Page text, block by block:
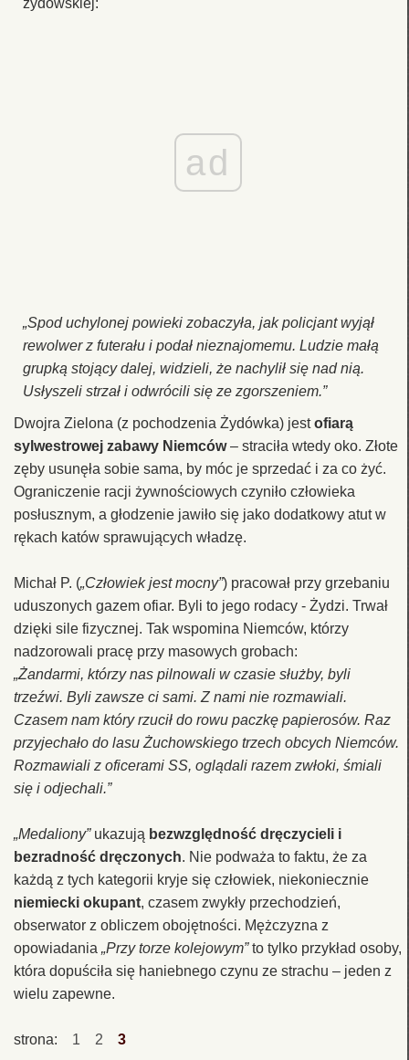
ad
„Spod uchylonej powieki zobaczyła, jak policjant wyjął
rewolwer z futerału i podał nieznajomemu. Ludzie małą
grupką stojący dalej, widzieli, że nachylił się nad nią.
Usłyszeli strzał i odwrócili się ze zgorszeniem.”
Dwojra Zielona (z pochodzenia Żydówka) jestofiarą
sylwestrowej zabawy Niemców– straciła wtedy oko. Złote
zęby usunęła sobie sama, by móc je sprzedać i za co żyć.
Ograniczenie racji żywnościowych czyniło człowieka
posłusznym, a głodzenie jawiło się jako dodatkowy atut w
rękach katów sprawujących władzę.
Michał P. („Człowiek jest mocny”) pracował przy grzebaniu
uduszonych gazem ofiar. Byli to jego rodacy - Żydzi. Trwał
dzięki sile fizycznej. Tak wspomina Niemców, którzy
nadzorowali pracę przy masowych grobach:
„Żandarmi, którzy nas pilnowali w czasie służby, byli
trzeźwi. Byli zawsze ci sami. Z nami nie rozmawiali.
Czasem nam który rzucił do rowu paczkę papierosów. Raz
przyjechało do lasu Żuchowskiego trzech obcych Niemców.
Rozmawiali z oficerami SS, oglądali razem zwłoki, śmiali
się i odjechali.”
„Medaliony”ukazują bezwzględność dręczycieli i
bezradność dręczonych. Nie podważa to faktu, że za
każdą z tych kategorii kryje się człowiek, niekoniecznie
niemiecki okupant, czasem zwykły przechodzień,
obserwator z obliczem obojętności. Mężczyzna z
opowiadania „Przy torze kolejowym”to tylko przykład osoby,
która dopuściła się haniebnego czynu ze strachu – jeden z
wielu zapewne.
strona: 1 2 3